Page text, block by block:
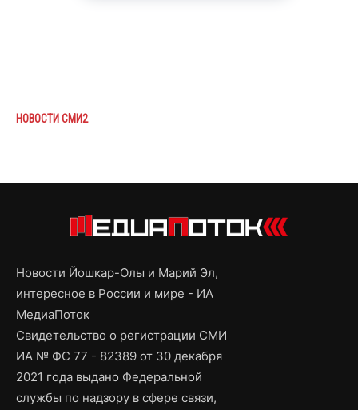
НОВОСТИ СМИ2
Новости Йошкар-Олы и Марий Эл,
интересное в России и мире - ИА
МедиаПоток
Свидетельство о регистрации СМИ
ИА № ФС 77 - 82389 от 30 декабря
2021 года выдано Федеральной
службы по надзору в сфере связи,